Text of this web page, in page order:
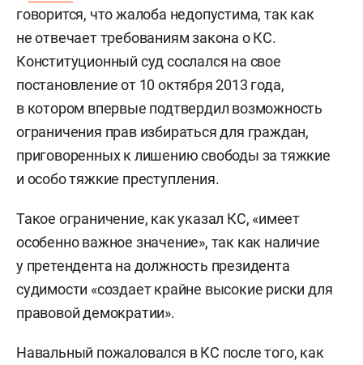
говорится, что жалоба недопустима, так как
не отвечает требованиям закона о КС.
Конституционный суд сослался на свое
постановление от 10 октября 2013 года,
в котором впервые подтвердил возможность
ограничения прав избираться для граждан,
приговоренных к лишению свободы за тяжкие
и особо тяжкие преступления.
Такое ограничение, как указал КС, «имеет
особенно важное значение», так как наличие
у претендента на должность президента
судимости «создает крайне высокие риски для
правовой демократии».
Навальный пожаловался в КС после того, как